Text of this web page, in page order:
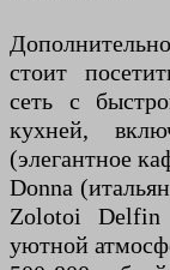
стоит
сеть с
кухней,
(элегантное
Donna
Zolotoi Delfin
уютной